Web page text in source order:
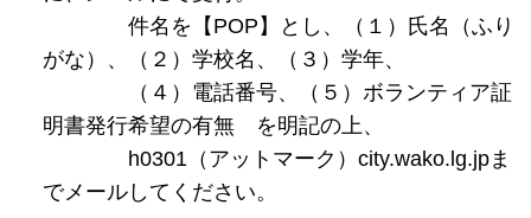
件名を【POP】とし、（１）氏名（ふり
がな）、（２）学校名、（３）学年、
（４）電話番号、（５）ボランティア証
明書発行希望の有無 を明記の上、
h0301（アットマーク）city.wako.lg.jpま
でメールしてください。